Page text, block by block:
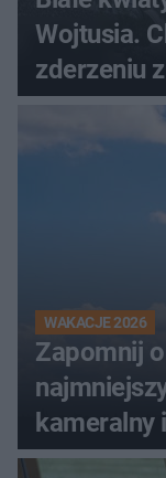
Wojtusia.
zderzeniu
WAKACJE 2026
Zapomnij
najmniejszy w
kameralny